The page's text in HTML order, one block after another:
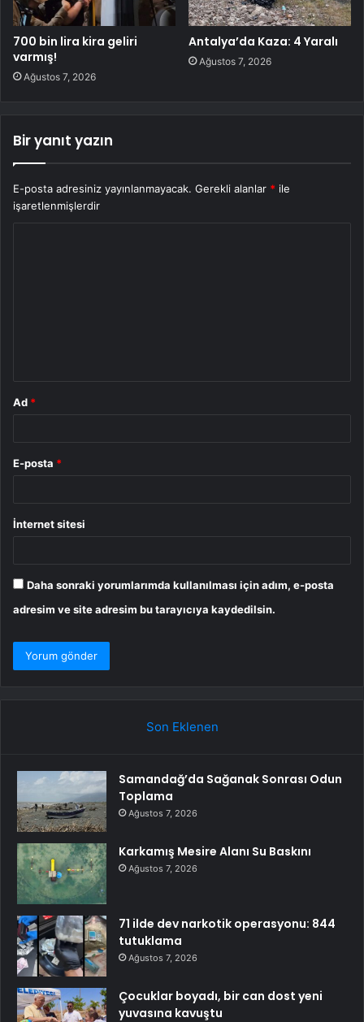
700 bin lira kira geliri
varmış!
Ağustos 7, 2026
Antalya’da Kaza: 4 Yaralı
Ağustos 7, 2026
Bir yanıt yazın
E-posta adresiniz yayınlanmayacak. Gerekli alanlar * ile
işaretlenmişlerdir
Ad *
E-posta *
İnternet sitesi
Daha sonraki yorumlarımda kullanılması için adım, e-posta
adresim ve site adresim bu tarayıcıya kaydedilsin.
Son Eklenen
Samandağ’da Sağanak Sonrası Odun
Toplama
Ağustos 7, 2026
Karkamış Mesire Alanı Su Baskını
Ağustos 7, 2026
71 ilde dev narkotik operasyonu: 844
tutuklama
Ağustos 7, 2026
Çocuklar boyadı, bir can dost yeni
yuvasına kavuştu